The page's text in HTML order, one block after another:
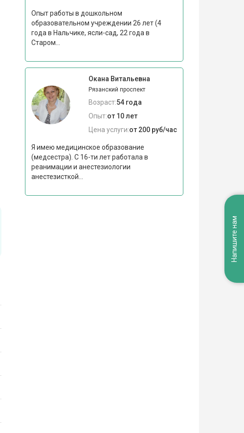
Опыт работы в дошкольном
образовательном учреждении 26 лет (4
года в Нальчике, ясли-сад, 22 года в
Старом...
Окана Витальевна
Рязанский проспект
Возраст:54 года
Опыт:от 10 лет
Цена услуги:от 200 руб/час
Я имею медицинское образование
(медсестра). С 16-ти лет работала в
реанимации и анестезиологии
анестезисткой...
Напишите нам